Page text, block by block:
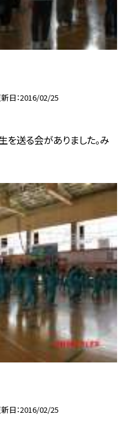
日 2016/02/25
を送る会がありました。み
日 2016/02/25